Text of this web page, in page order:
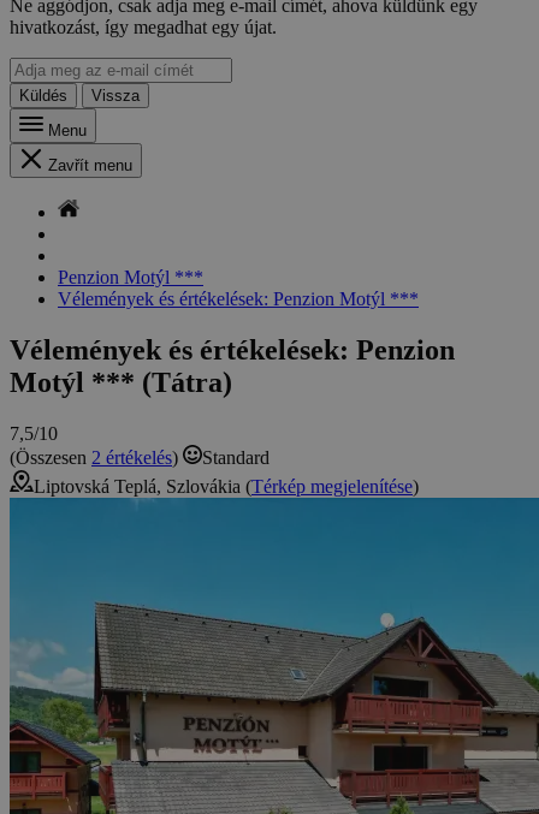
Ne aggódjon, csak adja meg e-mail címét, ahova küldünk egy
hivatkozást, így megadhat egy újat.
Küldés
Vissza
Menu
Zavřít menu
Penzion Motýl ***
Vélemények és értékelések: Penzion Motýl ***
Vélemények és értékelések: Penzion
Motýl *** (Tátra)
7,5/10
(Összesen 2 értékelés)
Standard
Liptovská Teplá, Szlovákia (Térkép megjelenítése)